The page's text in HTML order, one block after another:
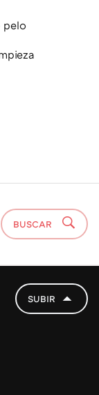
pelo
BUSCAR
SUBIR